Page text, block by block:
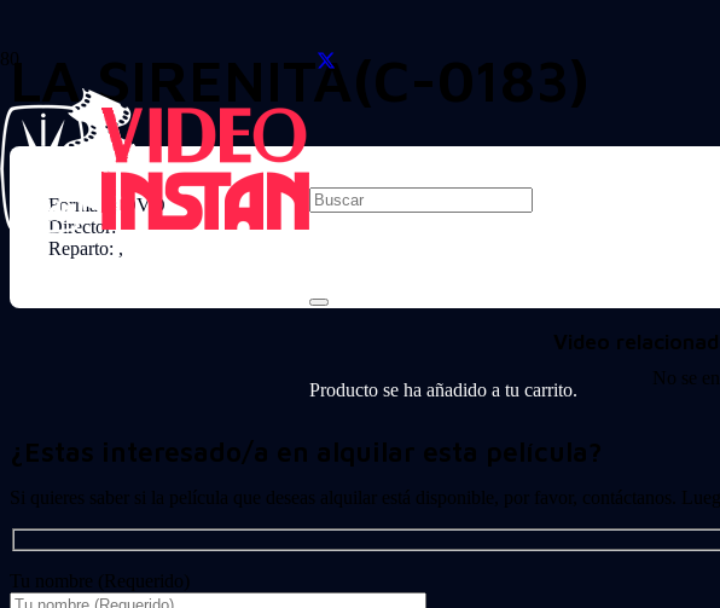
Producto se ha añadido a tu carrito.
LA SIRENITA(C-0183)
Formato: DVD
Director:
Reparto: ,
Video
No se
¿Estas interesado/a en alquilar esta película?
Si quieres saber si la película que deseas alquilar está disponible, por favor, contáctanos.
Tu nombre (Requerido)